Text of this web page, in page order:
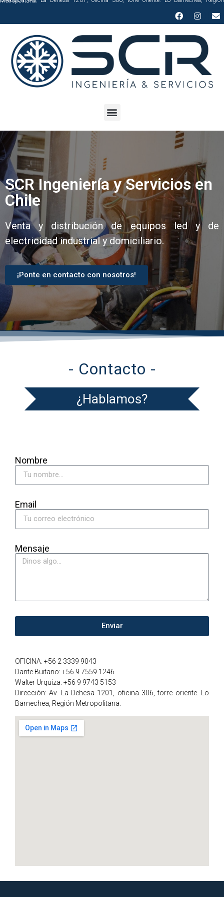
SCR Ingeniería y Servicios en
Chile
Venta y distribución de equipos led y de
electricidad industrial y domiciliario.
¡Ponte en contacto con nosotros!
- Contacto -
¿Hablamos?
Nombre
Email
Mensaje
Enviar
OFICINA: +56 2 3339 9043
Dante Buitano: +56 9 7559 1246
Walter Urquiza: +56 9 9743 5153
Dirección: Av. La Dehesa 1201, oficina 306, torre oriente. Lo
Barnechea, Región Metropolitana.